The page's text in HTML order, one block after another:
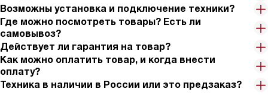
Возможны установка и подключение техники?
Где можно посмотреть товары? Есть ли
самовывоз?
Действует ли гарантия на товар?
Как можно оплатить товар, и когда внести
оплату?
Техника в наличии в России или это предзаказ?